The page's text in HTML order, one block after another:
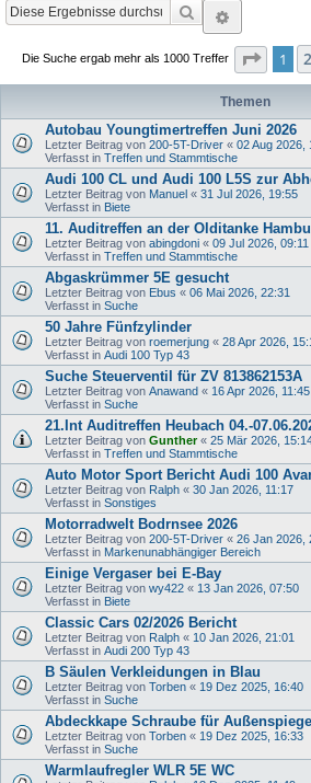
Suche
Die Suche ergab mehr als 1000 Treffer Seite 1
1 2
Themen
Autobau Youngtimertreffen Juni 2026
Letzter Beitrag von 200-5T-Driver « 02 Aug 2026,
Verfasst in Treffen und Stammtische
Audi 100 CL und Audi 100 L5S zur
Letzter Beitrag von Manuel « 31 Jul 2026, 19:55
Verfasst in Biete
11. Auditreffen an der Olditanke
Letzter Beitrag von abingdoni « 09 Jul 2026, 09:11
Verfasst in Treffen und Stammtische
Abgaskrümmer 5E gesucht
Letzter Beitrag von Ebus « 06 Mai 2026, 22:31
Verfasst in Suche
50 Jahre Fünfzylinder
Letzter Beitrag von roemerjung « 28 Apr 2026,
Verfasst in Audi 100 Typ 43
Suche Steuerventil für ZV 813862153A
Letzter Beitrag von Anawand « 16 Apr 2026, 11:45
Verfasst in Suche
21.Int Auditreffen Heubach 04.-
Letzter Beitrag von Gunther« 25 Mär 2026,
Verfasst in Treffen und Stammtische
Auto Motor Sport Bericht Audi 100
Letzter Beitrag von Ralph « 30 Jan 2026, 11:17
Verfasst in Sonstiges
Motorradwelt Bodrnsee 2026
Letzter Beitrag von 200-5T-Driver « 26 Jan 2026,
Verfasst in Markenunabhängiger Bereich
Einige Vergaser bei E-Bay
Letzter Beitrag von wy422 « 13 Jan 2026, 07:50
Verfasst in Biete
Classic Cars 02/2026 Bericht
Letzter Beitrag von Ralph « 10 Jan 2026, 21:01
Verfasst in Audi 200 Typ 43
B Säulen Verkleidungen in Blau
Letzter Beitrag von Torben « 19 Dez 2025, 16:40
Verfasst in Suche
Abdeckkape Schraube für Außenspiegel
Letzter Beitrag von Torben « 19 Dez 2025, 16:33
Verfasst in Suche
Warmlaufregler WLR 5E WC